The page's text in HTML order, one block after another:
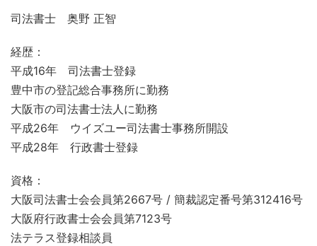
司法書士 奥野 正智
経歴：
平成16年 司法書士登録
豊中市の登記総合事務所に勤務
大阪市の司法書士法人に勤務
平成26年 ウイズユー司法書士事務所開設
平成28年 行政書士登録
資格：
大阪司法書士会会員第2667号 / 簡裁認定番号第312416号
大阪府行政書士会会員第7123号
法テラス登録相談員